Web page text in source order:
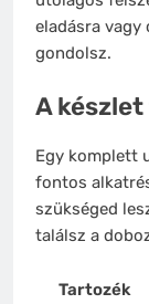
eladásra vagy
gondolsz.
A
Egy komplett
fontos
szükséged
találsz a
Tartozék